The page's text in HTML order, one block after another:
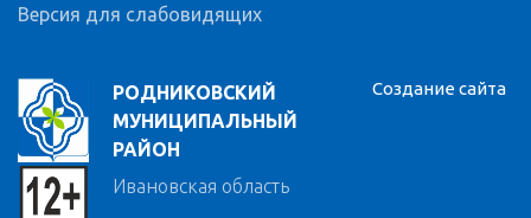
РОДНИКОВСКИЙ
МУНИЦИПАЛЬНЫЙ
РАЙОН
Ивановская область
Версия для слабовидящих
Создание сайта